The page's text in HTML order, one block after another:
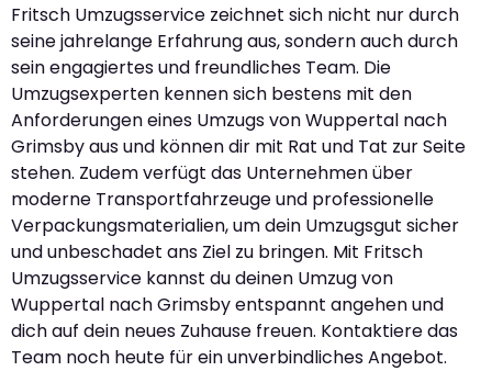
Fritsch Umzugsservice zeichnet sich nicht nur durch
seine jahrelange Erfahrung aus, sondern auch durch
sein engagiertes und freundliches Team. Die
Umzugsexperten kennen sich bestens mit den
Anforderungen eines Umzugs von Wuppertal nach
Grimsby aus und können dir mit Rat und Tat zur Seite
stehen. Zudem verfügt das Unternehmen über
moderne Transportfahrzeuge und professionelle
Verpackungsmaterialien, um dein Umzugsgut sicher
und unbeschadet ans Ziel zu bringen. Mit Fritsch
Umzugsservice kannst du deinen Umzug von
Wuppertal nach Grimsby entspannt angehen und
dich auf dein neues Zuhause freuen. Kontaktiere das
Team noch heute für ein unverbindliches Angebot.